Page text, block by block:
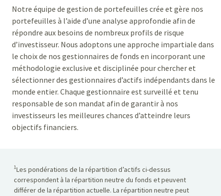
Notre équipe de gestion de portefeuilles crée et gère nos
portefeuilles à l’aide d’une analyse approfondie afin de
répondre aux besoins de nombreux profils de risque
d’investisseur. Nous adoptons une approche impartiale dans
le choix de nos gestionnaires de fonds en incorporant une
méthodologie exclusive et disciplinée pour chercher et
sélectionner des gestionnaires d’actifs indépendants dans le
monde entier. Chaque gestionnaire est surveillé et tenu
responsable de son mandat afin de garantir à nos
investisseurs les meilleures chances d’atteindre leurs
objectifs financiers.
1Les pondérations de la répartition d’actifs ci-dessus
correspondent à la répartition neutre du fonds et peuvent
différer de la répartition actuelle. La répartition neutre peut